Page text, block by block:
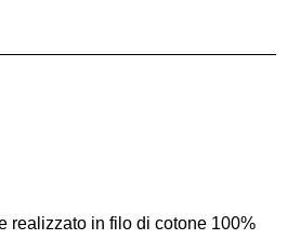
realizzato in filo di cotone 100%